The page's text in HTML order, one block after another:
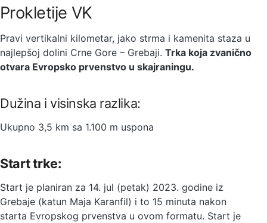
Prokletije VK
Pravi vertikalni kilometar, jako strma i kamenita staza u
najlepšoj dolini Crne Gore – Grebaji. Trka koja zvanično
otvara Evropsko prvenstvo u skajraningu.
Dužina i visinska razlika:
Ukupno 3,5 km sa 1.100 m uspona
Start trke:
Start je planiran za 14. jul (petak) 2023. godine iz
Grebaje (katun Maja Karanfil) i to 15 minuta nakon
starta Evropskog prvenstva u ovom formatu. Start je